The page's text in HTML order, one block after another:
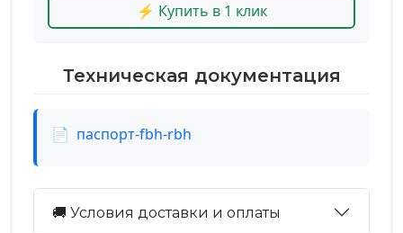
⚡ Купить в 1 клик
Техническая документация
📄 паспорт-fbh-rbh
🚚 Условия доставки и оплаты